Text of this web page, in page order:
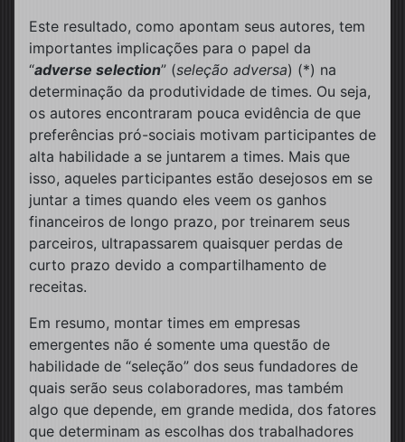
Este resultado, como apontam seus autores, tem
importantes implicações para o papel da
“adverse selection” (seleção adversa) (*) na
determinação da produtividade de times. Ou seja,
os autores encontraram pouca evidência de que
preferências pró-sociais motivam participantes de
alta habilidade a se juntarem a times. Mais que
isso, aqueles participantes estão desejosos em se
juntar a times quando eles veem os ganhos
financeiros de longo prazo, por treinarem seus
parceiros, ultrapassarem quaisquer perdas de
curto prazo devido a compartilhamento de
receitas.
Em resumo, montar times em empresas
emergentes não é somente uma questão de
habilidade de “seleção” dos seus fundadores de
quais serão seus colaboradores, mas também
algo que depende, em grande medida, dos fatores
que determinam as escolhas dos trabalhadores